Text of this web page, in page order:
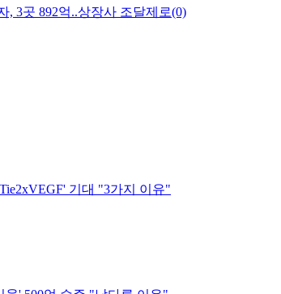
, 3곳 892억..상장사 조달제로(0)
기대 "3가지 이유"